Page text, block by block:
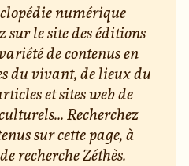
numérique
sur le site des éditions
de contenus en
du vivant, de lieux du
et sites web de
Recherchez
sur cette page, à
recherche Zéthès.